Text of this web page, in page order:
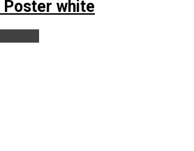
white